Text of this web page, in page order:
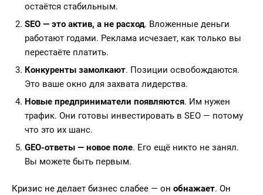
остаётся стабильным.
SEO — это актив, а не расход. Вложенные деньги
работают годами. Реклама исчезает, как только вы
перестаёте платить.
Конкуренты замолкают. Позиции освобождаются.
Это ваше окно для захвата лидерства.
Новые предприниматели появляются. Им нужен
трафик. Они готовы инвестировать в SEO — потому
что это их шанс.
GEO-ответы — новое поле. Его ещё никто не занял.
Вы можете быть первым.
Кризис не делает бизнес слабее — он обнажает. Он